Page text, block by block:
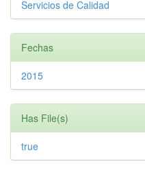
Servicios de Calidad
Fechas
2015
Has File(s)
true